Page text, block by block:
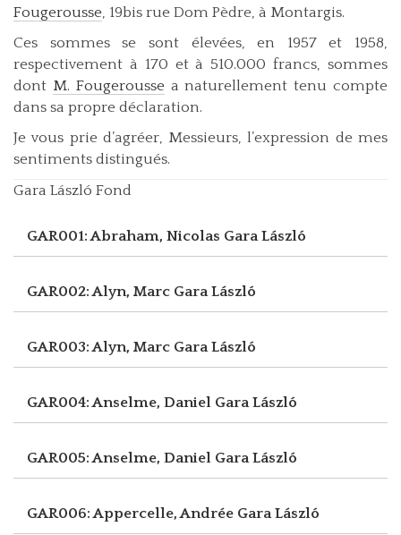
Fougerousse, 19bis rue Dom Pèdre, à Montargis.
Ces sommes se sont élevées, en 1957 et 1958,
respectivement à 170 et à 510.000 francs, sommes
dont M. Fougeroussea naturellement tenu compte
dans sa propre déclaration.
Je vous prie d’agréer, Messieurs, l’expression de mes
sentiments distingués.
Gara László Fond
GAR001: Abraham, Nicolas Gara László
GAR002: Alyn, Marc Gara László
GAR003: Alyn, Marc Gara László
GAR004: Anselme, Daniel Gara László
GAR005: Anselme, Daniel Gara László
GAR006: Appercelle, Andrée Gara László